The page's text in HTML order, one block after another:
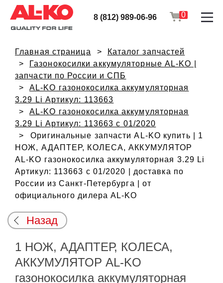
8 (812) 989-06-96 0
Главная страница
Каталог запчастей
Газонокосилки аккумуляторные AL-KO |
запчасти по России и СПБ
AL-KO газонокосилка аккумуляторная
3.29 Li Артикул: 113663
AL-KO газонокосилка аккумуляторная
3.29 Li Артикул: 113663 с 01/2020
Оригинальные запчасти AL-KO купить | 1
НОЖ, АДАПТЕР, КОЛЕСА, АККУМУЛЯТОР
AL-KO газонокосилка аккумуляторная 3.29 Li
Артикул: 113663 с 01/2020 | доставка по
России из Санкт-Петербурга | от
официального дилера AL-KO
Назад
1 НОЖ, АДАПТЕР, КОЛЕСА,
АККУМУЛЯТОР AL-KO
газонокосилка аккумуляторная